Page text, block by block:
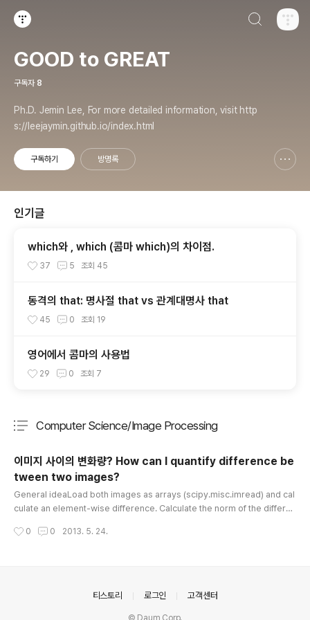
GOOD to GREAT
구독자 8
Ph.D. Jemin Lee, For more detailed information, visit http
s://leejaymin.github.io/index.html
구독하기 방명록
인기글
which와 , which (콤마 which)의 차이점.
37 5 조회 45
동격의 that: 명사절 that vs 관계대명사 that
45 0 조회 19
영어에서 콤마의 사용법
29 0 조회 7
Computer Science/Image Processing
이미지 사이의 변화량? How can I quantify difference be
tween two images?
General ideaLoad both images as arrays (scipy.misc.imread) and cal
culate an element-wise difference. Calculate the norm of the differen
d answer these questions first:Are images of the same shape and di
0 0 2013. 5. 24.
티스토리 로그인 고객센터
© Daum Corp.